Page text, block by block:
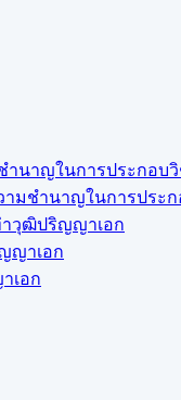
ำนาญในการประกอบ
มชำนาญในการประก
าวุฒิปริญญาเอก
ญาเอก
เอก